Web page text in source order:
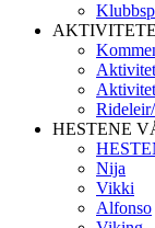
HESTENE
Nija
Vikki
Alfonso